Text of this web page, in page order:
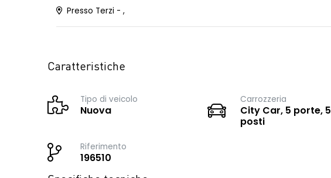
Presso Terzi - ,
Caratteristiche
Tipo di veicolo
Nuova
Carrozzeria
City Car, 5 porte, 5
posti
Riferimento
196510